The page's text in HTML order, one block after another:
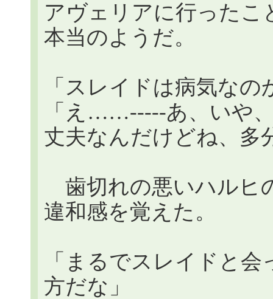
アヴェリアに行った
本当のようだ。
「スレイドは病気なの
「え……-----あ、いや
丈夫なんだけどね、多
歯切れの悪いハルヒ
違和感を覚えた。
「まるでスレイドと
方だな」